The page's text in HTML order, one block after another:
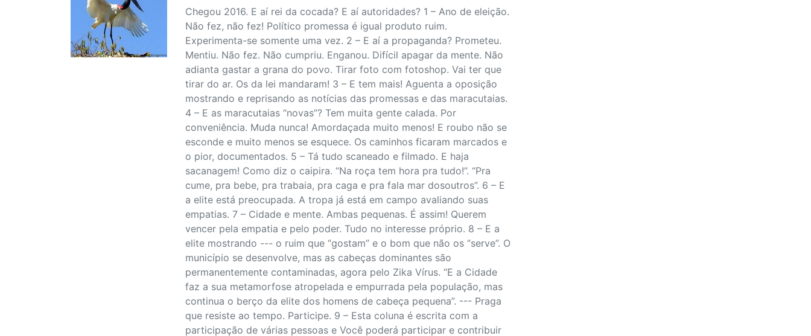
Chegou 2016. E aí rei da cocada? E aí autoridades? 1 – Ano de eleição.
Não fez, não fez! Político promessa é igual produto ruim.
Experimenta-se somente uma vez. 2 – E aí a propaganda? Prometeu.
Mentiu. Não fez. Não cumpriu. Enganou. Difícil apagar da mente. Não
adianta gastar a grana do povo. Tirar foto com fotoshop. Vai ter que
tirar do ar. Os da lei mandaram! 3 – E tem mais! Aguenta a oposição
mostrando e reprisando as notícias das promessas e das maracutaias.
4 – E as maracutaias “novas”? Tem muita gente calada. Por
conveniência. Muda nunca! Amordaçada muito menos! E roubo não se
esconde e muito menos se esquece. Os caminhos ficaram marcados e
o pior, documentados. 5 – Tá tudo scaneado e filmado. E haja
sacanagem! Como diz o caipira. “Na roça tem hora pra tudo!”. “Pra
cume, pra bebe, pra trabaia, pra caga e pra fala mar dosoutros”. 6 – E
a elite está preocupada. A tropa já está em campo avaliando suas
empatias. 7 – Cidade e mente. Ambas pequenas. É assim! Querem
vencer pela empatia e pelo poder. Tudo no interesse próprio. 8 – E a
elite mostrando --- o ruim que “gostam” e o bom que não os “serve”. O
município se desenvolve, mas as cabeças dominantes são
permanentemente contaminadas, agora pelo Zika Vírus. “E a Cidade
faz a sua metamorfose atropelada e empurrada pela população, mas
continua o berço da elite dos homens de cabeça pequena”. --- Praga
que resiste ao tempo. Participe. 9 – Esta coluna é escrita com a
participação de várias pessoas e Você poderá participar e contribuir